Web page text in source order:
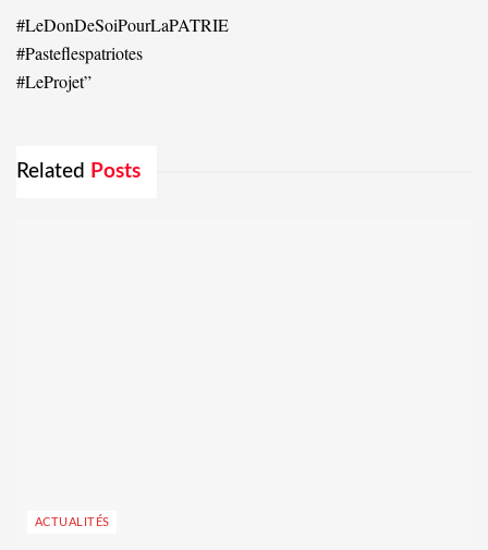
#LeDonDeSoiPourLaPATRIE
#Pasteflespatriotes
#LeProjet”
Related Posts
ACTUALITÉS